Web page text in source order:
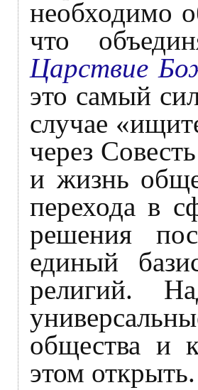
необходимо
что
Царствие
это самый
случае
через
и жизнь
перехода в
решения
единый
религий.
общества и
этом открыть.